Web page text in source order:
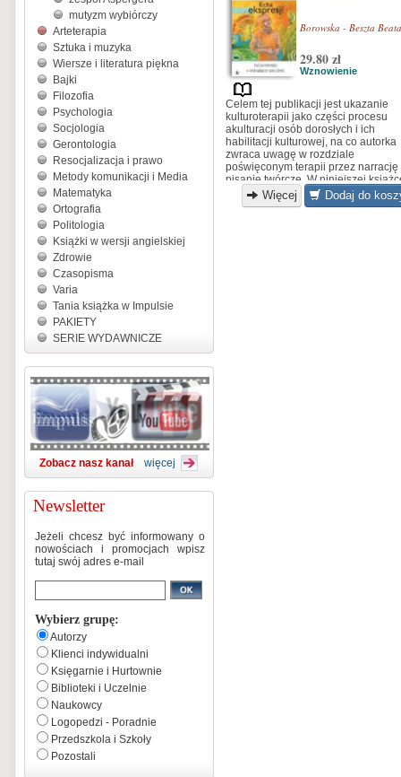
mutyzm wybiórczy
Arteterapia
Sztuka i muzyka
Wiersze i literatura piękna
Bajki
Filozofia
Psychologia
Socjologia
Gerontologia
Resocjalizacja i prawo
Metody komunikacji i Media
Matematyka
Ortografia
Politologia
Książki w wersji angielskiej
Zdrowie
Czasopisma
Varia
Tania książka w Impulsie
PAKIETY
SERIE WYDAWNICZE
Zobacz nasz kanał więcej
Newsletter
Jeżeli chcesz być informowany o
nowościach i promocjach wpisz
tutaj swój adres e-mail
Wybierz grupę:
Autorzy
Klienci indywidualni
Księgarnie i Hurtownie
Biblioteki i Uczelnie
Naukowcy
Logopedzi - Poradnie
Przedszkola i Szkoły
Pozostali
Borowska - Beszta Beata
29.80 zł
Wznowienie
Celem tej publikacji jest ukazanie
kulturoterapii jako części procesu
akultu­racji osób dorosłych i ich
habilitacji kulturowej, na co autorka
zwraca uwagę w rozdziale
poświęconym terapii przez narrację
pisanie twórcze. W niniejszej
zostały omówione koncepcje i formy
kulturoterapii realizowane przez
Więcej Dodaj do